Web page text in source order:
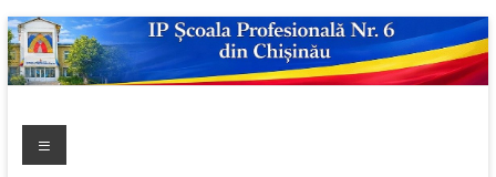
Skip
to
content
scoala
Meniu